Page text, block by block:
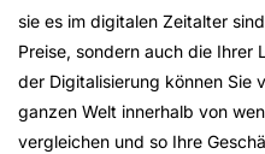
sie es im digitalen Zeitalter
Preise, sondern auch die Ihrer
der Digitalisierung können Sie
ganzen Welt innerhalb von
vergleichen und so Ihre